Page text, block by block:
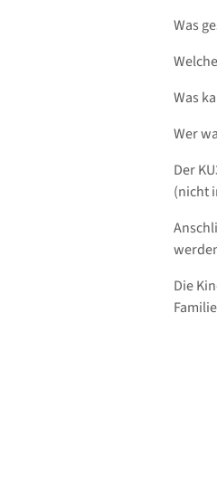
Was
Was
Wer
Der
(nicht
Die